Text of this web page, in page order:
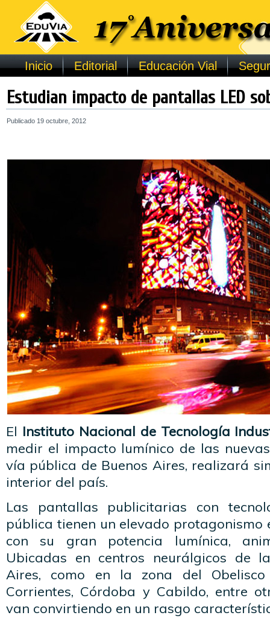
Inicio Editorial Educación Vial
Estudian impacto de pantallas LED
Publicado 19 octubre, 2012
El Instituto Nacional de Tecnología
medir el impacto lumínico de las
vía pública de Buenos Aires, realizará
interior del país.
Las pantallas publicitarias con
pública tienen un elevado protagonismo
con su gran potencia lumínica,
Ubicadas en centros neurálgicos de
Aires, como en la zona del
Corrientes, Córdoba y Cabildo, entre
van convirtiendo en un rasgo